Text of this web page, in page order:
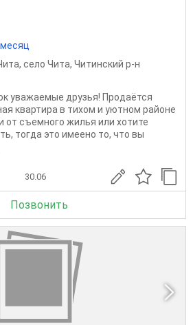
, село Чита, Читинский р-н
уважаемые друзья! Продаётся
квартира в тихом и уютном районе
от съемного жилья или хотите
тогда это имеено то, что вы
30.06
Позвонить